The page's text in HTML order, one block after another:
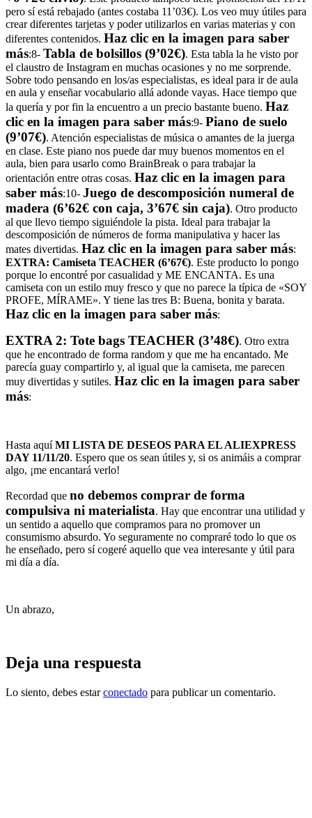
pero sí está rebajado (antes costaba 11’03€). Los veo muy útiles para
crear diferentes tarjetas y poder utilizarlos en varias materias y con
diferentes contenidos. Haz clic en la imagen para saber
más:8- Tabla de bolsillos (9’02€). Esta tabla la he visto por
el claustro de Instagram en muchas ocasiones y no me sorprende.
Sobre todo pensando en los/as especialistas, es ideal para ir de aula
en aula y enseñar vocabulario allá adonde vayas. Hace tiempo que
la quería y por fin la encuentro a un precio bastante bueno. Haz
clic en la imagen para saber más:9- Piano de suelo
(9’07€). Atención especialistas de música o amantes de la juerga
en clase. Este piano nos puede dar muy buenos momentos en el
aula, bien para usarlo como BrainBreak o para trabajar la
orientación entre otras cosas. Haz clic en la imagen para
saber más:10- Juego de descomposición numeral de
madera (6’62€ con caja, 3’67€ sin caja). Otro producto
al que llevo tiempo siguiéndole la pista. Ideal para trabajar la
descomposición de números de forma manipulativa y hacer las
mates divertidas. Haz clic en la imagen para saber más:
EXTRA: Camiseta TEACHER (6’67€). Este producto lo pongo
porque lo encontré por casualidad y ME ENCANTA. Es una
camiseta con un estilo muy fresco y que no parece la típica de «SOY
PROFE, MÍRAME». Y tiene las tres B: Buena, bonita y barata.
Haz clic en la imagen para saber más:
EXTRA 2: Tote bags TEACHER (3’48€). Otro extra
que he encontrado de forma random y que me ha encantado. Me
parecía guay compartirlo y, al igual que la camiseta, me parecen
muy divertidas y sutiles. Haz clic en la imagen para saber
más:
Hasta aquíMI LISTA DE DESEOS PARA EL ALIEXPRESS
DAY 11/11/20. Espero que os sean útiles y, si os animáis a comprar
algo, ¡me encantará verlo!
Recordad que no debemos comprar de forma
compulsiva ni materialista. Hay que encontrar una utilidad y
un sentido a aquello que compramos para no promover un
consumismo absurdo. Yo seguramente no compraré todo lo que os
he enseñado, pero sí cogeré aquello que vea interesante y útil para
mi día a día.
Un abrazo,
Deja una respuesta
Lo siento, debes estarconectado para publicar un comentario.